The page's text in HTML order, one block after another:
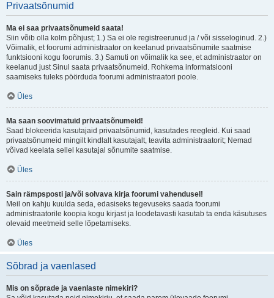
Privaatsõnumid
Ma ei saa privaatsõnumeid saata!
Siin võib olla kolm põhjust; 1.) Sa ei ole registreerunud ja / või sisseloginud. 2.)
Võimalik, et foorumi administraator on keelanud privaatsõnumite saatmise
funktsiooni kogu foorumis. 3.) Samuti on võimalik ka see, et administraator on
keelanud just Sinul saata privaatsõnumeid. Rohkema informatsiooni
saamiseks tuleks pöörduda foorumi administraatori poole.
Üles
Ma saan soovimatuid privaatsõnumeid!
Saad blokeerida kasutajaid privaatsõnumid, kasutades reegleid. Kui saad
privaatsõnumeid mingilt kindlalt kasutajalt, teavita administraatorit; Nemad
võivad keelata sellel kasutajal sõnumite saatmise.
Üles
Sain rämpsposti ja/või solvava kirja foorumi vahendusel!
Meil on kahju kuulda seda, edasiseks tegevuseks saada foorumi
administraatorile koopia kogu kirjast ja loodetavasti kasutab ta enda käsutuses
olevaid meetmeid selle lõpetamiseks.
Üles
Sõbrad ja vaenlased
Mis on sõprade ja vaenlaste nimekiri?